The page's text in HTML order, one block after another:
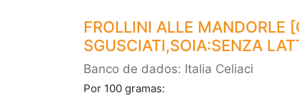
FROLLINI ALLE MANDORLE
SGUSCIATI,SOIA:SENZA
Banco de dados: Italia Celiaci
Por 100 gramas: